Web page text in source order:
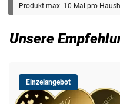
Produkt max. 10 Mal pro
Unsere
Einzelangebot